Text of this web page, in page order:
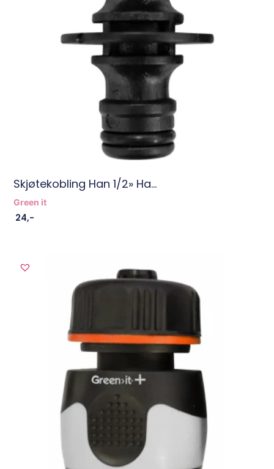
Skjøtekobling Han 1/2» Ha...
Green it
24,-